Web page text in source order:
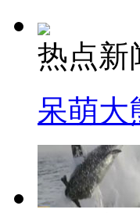
热点新
呆萌大